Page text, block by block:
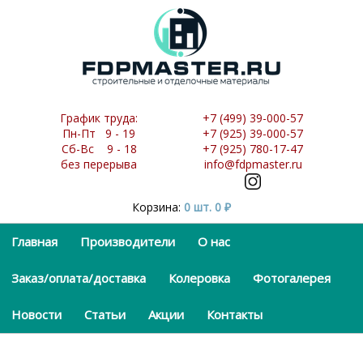
График труда:
Пн-Пт 9 - 19
Сб-Вс 9 - 18
без перерыва
+7 (499) 39-000-57
+7 (925) 39-000-57
+7 (925) 780-17-47
info@fdpmaster.ru
Корзина: 0 шт. 0 ₽
Главная Производители О нас
Заказ/оплата/доставка Колеровка Фотогалерея
Новости Статьи Акции Контакты